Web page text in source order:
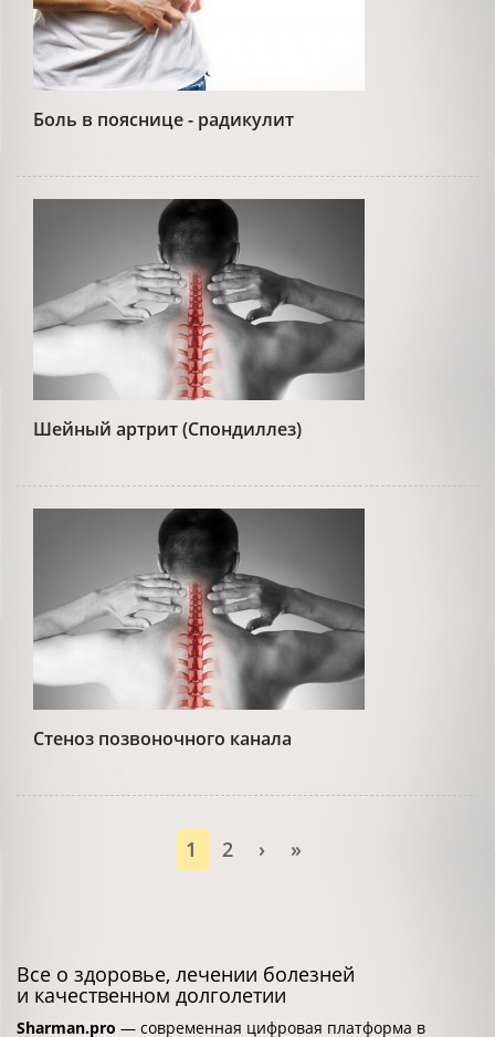
Боль в пояснице - радикулит
Шейный артрит (Спондиллез)
Стеноз позвоночного канала
1 2 › »
Все о здоровье, лечении болезней
и качественном долголетии
Sharman.pro — современная цифровая платформа в